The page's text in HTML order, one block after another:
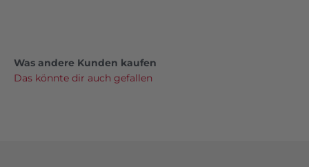
was Ihr Tier glücklich und gesund macht.
Was andere Kunden kaufen